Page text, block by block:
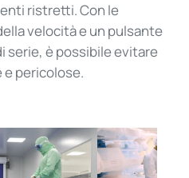
ristretti. Con le
velocità e un pulsante
serie, èpossibile evitare
pericolose.